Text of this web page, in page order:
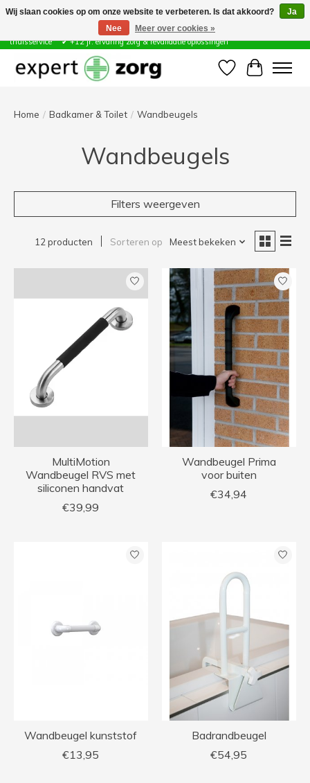
Zorg & Revalidatie Hulpmiddelen ✔ Eigen technische dienst &
thuisservice* ✔ +12 jr. ervaring zorg & revalidatie oplossingen
Verlanglijst
Home / Badkamer & Toilet / Wandbeugels
Wandbeugels
Filters weergeven
12 producten Sorteren op Meest bekeken
MultiMotion
Wandbeugel RVS met
siliconen handvat
€39,99
Wandbeugel Prima
voor buiten
€34,94
Wandbeugel kunststof
€13,95
Badrandbeugel
€54,95
Wij slaan cookies op om onze website te verbeteren. Is dat akkoord?
Ja
Nee
Meer over cookies »